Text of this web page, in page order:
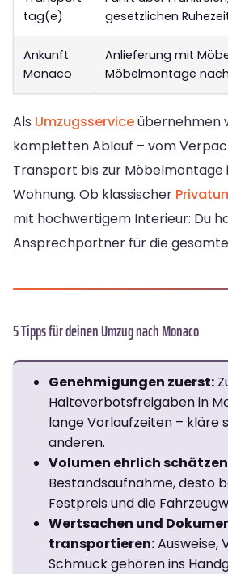
tag(e)
gesetzlichen
Ankunft
Monaco
Anlieferung mit
Möbelmontage
Als Umzugsserviceübernehmen
kompletten Ablauf – vom
Transport bis zur Möbelmontage
Wohnung. Ob klassischer
mit hochwertigem Interieur: Du
Ansprechpartner für die
5 Tipps für deinen Umzug nach Monaco
Genehmigungen zuerst:
Halteverbotsfreigaben in
lange Vorlaufzeiten – kläre
anderen.
Volumen ehrlich
Bestandsaufnahme, desto
Festpreis und die
Wertsachen und
transportieren:Ausweise,
Schmuck gehören ins